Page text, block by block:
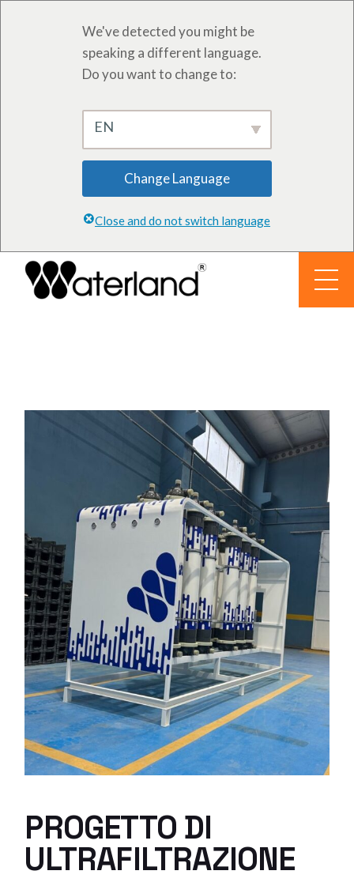
We've detected you might be
speaking a different language.
Do you want to change to:
EN
Change Language
Close and do not switch language
contenuto
PROGETTO DI
ULTRAFILTRAZIONE